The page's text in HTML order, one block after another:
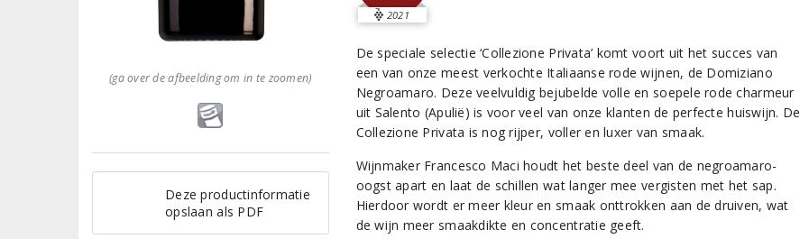
(ga over de afbeelding om in te zoomen)
Deze productinformatie
opslaan als PDF
2021
De speciale selectie ‘Collezione Privata’ komt voort uit het succes van
een van onze meest verkochte Italiaanse rode wijnen, de Domiziano
Negroamaro. Deze veelvuldig bejubelde volle en soepele rode charmeur
uit Salento (Apulië) is voor veel van onze klanten de perfecte huiswijn. De
Collezione Privata is nog rijper, voller en luxer van smaak.
Wijnmaker Francesco Maci houdt het beste deel van de negroamaro-
oogst apart en laat de schillen wat langer mee vergisten met het sap.
Hierdoor wordt er meer kleur en smaak onttrokken aan de druiven, wat
de wijn meer smaakdikte en concentratie geeft.